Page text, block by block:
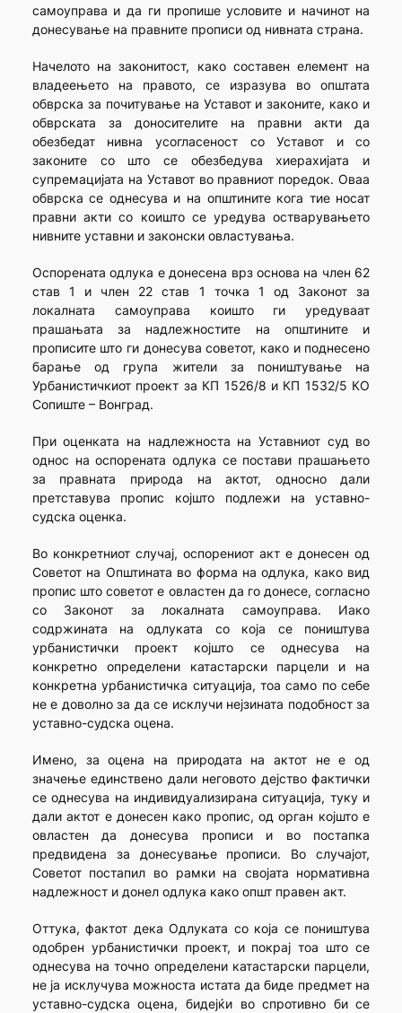
самоуправа и да ги пропише условите и начинот на
донесување на правните прописи од нивната страна.
Начелото на законитост, како составен елемент на
владеењето на правото, се изразува во општата
обврска за почитување на Уставот и законите, како и
обврската за доносителите на правни акти да
обезбедат нивна усогласеност со Уставот и со
законите со што се обезбедува хиерахијата и
супремацијата на Уставот во правниот поредок. Оваа
обврска се однесува и на општините кога тие носат
правни акти со коишто се уредува остварувањето
нивните уставни и законски овластувања.
Оспорената одлука е донесена врз основа на член 62
став 1 и член 22 став 1 точка 1 од Законот за
локалната самоуправа коишто ги уредуваат
прашањата за надлежностите на општините и
прописите што ги донесува советот, како и поднесено
барање од група жители за поништување на
Урбанистичкиот проект за КП 1526/8 и КП 1532/5 КО
Сопиште – Вонград.
При оценката на надлежноста на Уставниот суд во
однос на оспорената одлука се постави прашањето
за правната природа на актот, односно дали
претставува пропис којшто подлежи на уставно-
судска оценка.
Во конкретниот случај, оспорениот акт е донесен од
Советот на Општината во форма на одлука, како вид
пропис што советот е овластен да го донесе, согласно
со Законот за локалната самоуправа. Иако
содржината на одлуката со која се поништува
урбанистички проект којшто се однесува на
конкретно определени катастарски парцели и на
конкретна урбанистичка ситуација, тоа само по себе
не е доволно за да се исклучи нејзината подобност за
уставно-судска оцена.
Имено, за оцена на природата на актот не е од
значење единствено дали неговото дејство фактички
се однесува на индивидуализирана ситуација, туку и
дали актот е донесен како пропис, од орган којшто е
овластен да донесува прописи и во постапка
предвидена за донесување прописи. Во случајот,
Советот постапил во рамки на својата нормативна
надлежност и донел одлука како општ правен акт.
Оттука, фактот дека Одлуката со која се поништува
одобрен урбанистички проект, и покрај тоа што се
однесува на точно определени катастарски парцели,
не ја исклучува можноста истата да биде предмет на
уставно-судска оцена, бидејќи во спротивно би се